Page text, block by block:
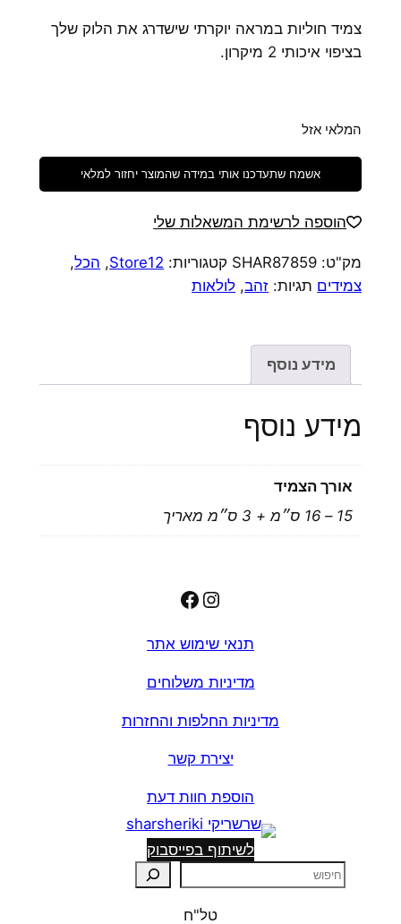
צמיד חוליות במראה יוקרתי שישדרג את הלוק שלך
בציפוי איכותי 2 מיקרון.
המלאי אזל
אשמח שתעדכנו אותי במידה שהמוצר יחזור למלאי
הוספה לרשימת המשאלות שלי
מק"ט: SHAR87859 קטגוריות: Store12
, הכל,
צמידים תגיות: זהב, לולאות
מידע נוסף
מידע נוסף
אורך הצמיד
15 – 16 ס״מ + 3 ס״מ מאריך
Instagram
Facebook
תנאי שימוש אתר
מדיניות משלוחים
מדיניות החלפות והחזרות
יצירת קשר
הוספת חוות דעת
לשיתוף בפייסבוק
טל"ח